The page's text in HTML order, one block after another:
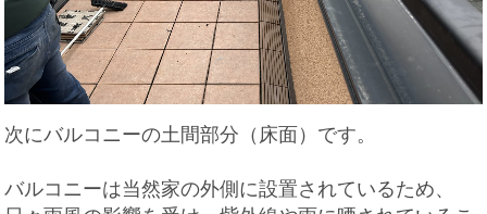
次にバルコニーの土間部分（床面 ）です。
バルコニーは当然家の外側に設置されているため、